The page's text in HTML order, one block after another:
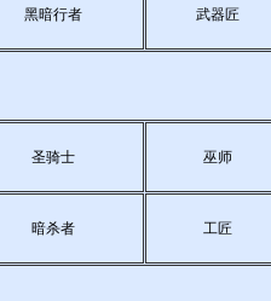
黑暗行者 武器匠
圣骑士 巫师
暗杀者 工匠